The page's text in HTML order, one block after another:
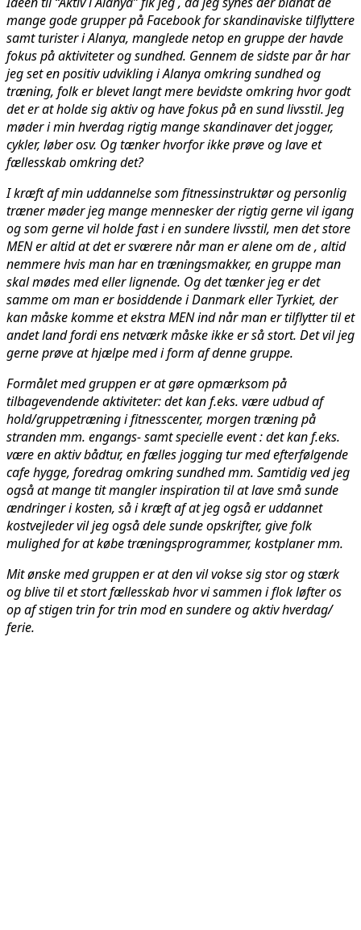
mange gode grupper på Facebook for skandinaviske tilflyttere
samt turister i Alanya, manglede netop en gruppe der havde
fokus på aktiviteter og sundhed. Gennem de sidste par år har
jeg set en positiv udvikling i Alanya omkring sundhed og
træning, folk er blevet langt mere bevidste omkring hvor godt
det er at holde sig aktiv og have fokus på en sund livsstil. Jeg
møder i min hverdag rigtig mange skandinaver det jogger,
cykler, løber osv. Og tænker hvorfor ikke prøve og lave et
fællesskab omkring det?
I kræft af min uddannelse som fitnessinstruktør og personlig
træner møder jeg mange mennesker der rigtig gerne vil igang
og som gerne vil holde fast i en sundere livsstil, men det store
MEN er altid at det er sværere når man er alene om de , altid
nemmere hvis man har en træningsmakker, en gruppe man
skal mødes med eller lignende. Og det tænker jeg er det
samme om man er bosiddende i Danmark eller Tyrkiet, der
kan måske komme et ekstra MEN ind når man er tilflytter til et
andet land fordi ens netværk måske ikke er så stort. Det vil jeg
gerne prøve at hjælpe med i form af denne gruppe.
Formålet med gruppen er at gøre opmærksom på
tilbagevendende aktiviteter: det kan f.eks. være udbud af
hold/gruppetræning i fitnesscenter, morgen træning på
stranden mm. engangs- samt specielle event : det kan f.eks.
være en aktiv bådtur, en fælles jogging tur med efterfølgende
cafe hygge, foredrag omkring sundhed mm. Samtidig ved jeg
også at mange tit mangler inspiration til at lave små sunde
ændringer i kosten, så i kræft af at jeg også er uddannet
kostvejleder vil jeg også dele sunde opskrifter, give folk
mulighed for at købe træningsprogrammer, kostplaner mm.
Mit ønske med gruppen er at den vil vokse sig stor og stærk
og blive til et stort fællesskab hvor vi sammen i flok løfter os
op af stigen trin for trin mod en sundere og aktiv hverdag/
ferie.